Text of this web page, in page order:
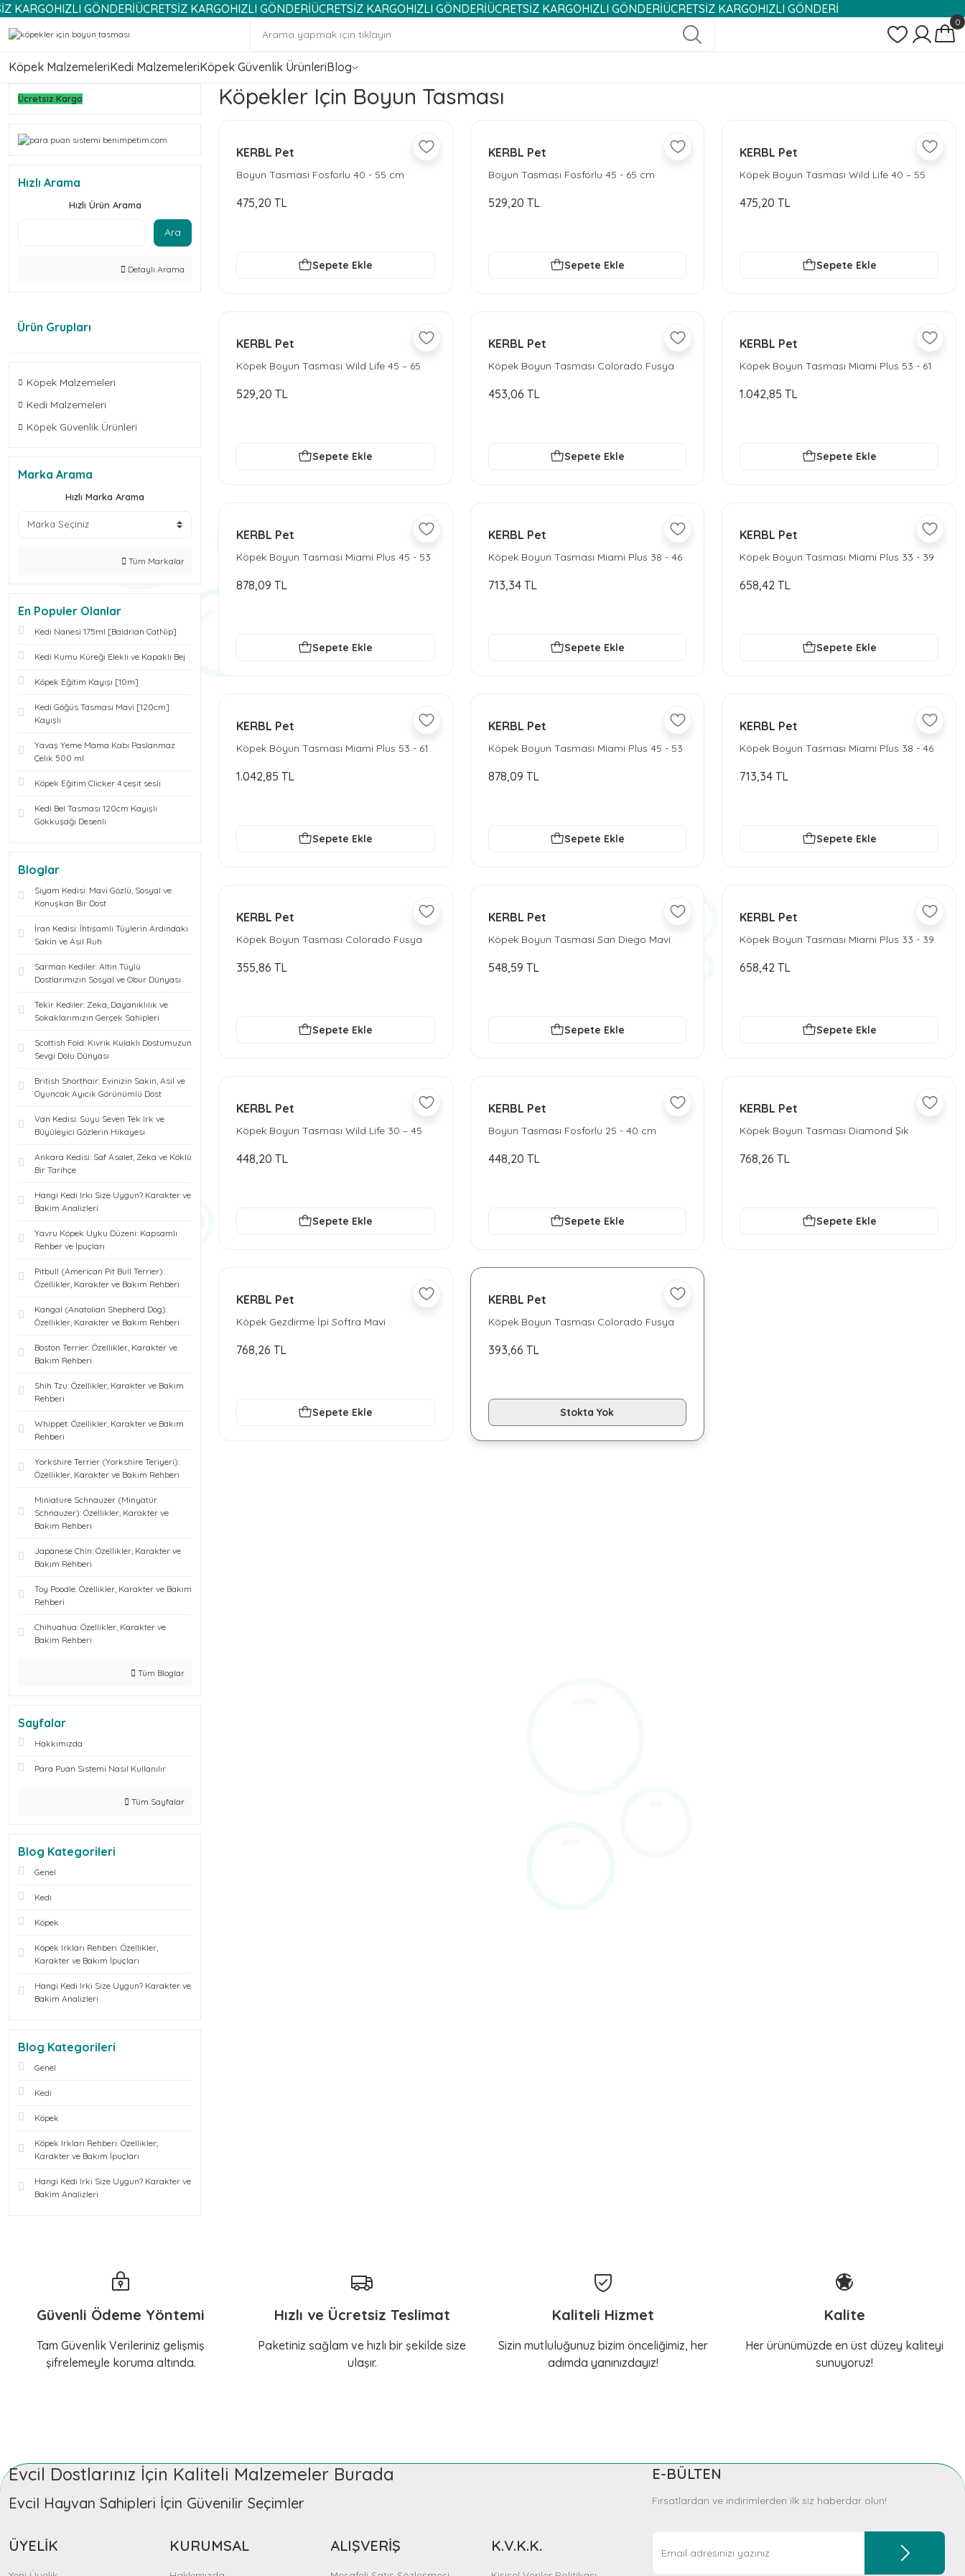
HIZLI GÖNDERİÜCRETSİZ KARGOHIZLI GÖNDERİÜCRETSİZ KARGOHIZLI GÖNDERİÜCRETSİZ KARGOHIZLI GÖNDERİÜCRETSİZ KARGOHIZLI GÖNDERİ
0
Köpek MalzemeleriKedi MalzemeleriKöpek Güvenlik ÜrünleriBlog
Ücretsiz Kargo
Hızlı Arama
Hızlı Ürün Arama
Ara
Detaylı Arama
Ürün Grupları
Köpek Malzemeleri
Kedi Malzemeleri
Köpek Güvenlik Ürünleri
Marka Arama
Hızlı Marka Arama
Tüm Markalar
En Populer Olanlar
Kedi Nanesi 175ml [Baldrian CatNip]
Kedi Kumu Küreği Elekli ve Kapaklı Bej
Köpek Eğitim Kayışı [10m]
Kedi Göğüs Tasması Mavi [120cm]
Kayışlı
Yavaş Yeme Mama Kabı Paslanmaz
Çelik 500 ml
Köpek Eğitim Clicker 4 çeşit sesli
Kedi Bel Tasması 120cm Kayışlı
Gökkuşağı Desenli
Bloglar
Siyam Kedisi: Mavi Gözlü, Sosyal ve
Konuşkan Bir Dost
İran Kedisi: İhtişamlı Tüylerin Ardındaki
Sakin ve Asil Ruh
Sarman Kediler: Altın Tüylü
Dostlarımızın Sosyal ve Obur Dünyası
Tekir Kediler: Zeka, Dayanıklılık ve
Sokaklarımızın Gerçek Sahipleri
Scottish Fold: Kıvrık Kulaklı Dostumuzun
Sevgi Dolu Dünyası
British Shorthair: Evinizin Sakin, Asil ve
Oyuncak Ayıcık Görünümlü Dost
Van Kedisi: Suyu Seven Tek Irk ve
Büyüleyici Gözlerin Hikayesi
Ankara Kedisi: Saf Asalet, Zeka ve Köklü
Bir Tarihçe
Hangi Kedi Irkı Size Uygun? Karakter ve
Bakım Analizleri
Yavru Köpek Uyku Düzeni: Kapsamlı
Rehber ve İpuçları
Pitbull (American Pit Bull Terrier):
Özellikler, Karakter ve Bakım Rehberi
Kangal (Anatolian Shepherd Dog):
Özellikler, Karakter ve Bakım Rehberi
Boston Terrier: Özellikler, Karakter ve
Bakım Rehberi
Shih Tzu: Özellikler, Karakter ve Bakım
Rehberi
Whippet: Özellikler, Karakter ve Bakım
Rehberi
Yorkshire Terrier (Yorkshire Teriyeri):
Özellikler, Karakter ve Bakım Rehberi
Miniature Schnauzer (Minyatür
Schnauzer): Özellikler, Karakter ve
Bakım Rehberi
Japanese Chin: Özellikler, Karakter ve
Bakım Rehberi
Toy Poodle: Özellikler, Karakter ve Bakım
Rehberi
Chihuahua: Özellikler, Karakter ve
Bakım Rehberi
Tüm Bloglar
Sayfalar
Hakkımızda
Para Puan Sistemi Nasıl Kullanılır
Tüm Sayfalar
Blog Kategorileri
Genel
Kedi
Köpek
Köpek Irkları Rehberi: Özellikler,
Karakter ve Bakım İpuçları
Hangi Kedi Irki Size Uygun? Karakter ve
Bakim Analizleri
Blog Kategorileri
Genel
Kedi
Köpek
Köpek Irkları Rehberi: Özellikler,
Karakter ve Bakım İpuçları
Hangi Kedi Irki Size Uygun? Karakter ve
Bakim Analizleri
Köpekler Için Boyun Tasması
KERBL Pet
Boyun Tasması Fosforlu 40 - 55 cm
475,20 TL
Sepete Ekle
KERBL Pet
Boyun Tasması Fosforlu 45 - 65 cm
529,20 TL
Sepete Ekle
KERBL Pet
Köpek Boyun Tasması Wild Life 40 – 55
475,20 TL
Sepete Ekle
KERBL Pet
Köpek Boyun Tasması Wild Life 45 – 65
529,20 TL
Sepete Ekle
KERBL Pet
Köpek Boyun Tasması Colorado Fusya
453,06 TL
Sepete Ekle
KERBL Pet
Köpek Boyun Tasması Miami Plus 53 - 61
1.042,85 TL
Sepete Ekle
KERBL Pet
Köpek Boyun Tasması Miami Plus 45 - 53
878,09 TL
Sepete Ekle
KERBL Pet
Köpek Boyun Tasması Miami Plus 38 - 46
713,34 TL
Sepete Ekle
KERBL Pet
Köpek Boyun Tasması Miami Plus 33 - 39
658,42 TL
Sepete Ekle
KERBL Pet
Köpek Boyun Tasması Miami Plus 53 - 61
1.042,85 TL
Sepete Ekle
KERBL Pet
Köpek Boyun Tasması Miami Plus 45 - 53
878,09 TL
Sepete Ekle
KERBL Pet
Köpek Boyun Tasması Miami Plus 38 - 46
713,34 TL
Sepete Ekle
KERBL Pet
Köpek Boyun Tasması Colorado Fusya
355,86 TL
Sepete Ekle
KERBL Pet
Köpek Boyun Tasması San Diego Mavi
548,59 TL
Sepete Ekle
KERBL Pet
Köpek Boyun Tasması Miami Plus 33 - 39
658,42 TL
Sepete Ekle
KERBL Pet
Köpek Boyun Tasması Wild Life 30 – 45
448,20 TL
Sepete Ekle
KERBL Pet
Boyun Tasması Fosforlu 25 - 40 cm
448,20 TL
Sepete Ekle
KERBL Pet
Köpek Boyun Tasması Diamond Şık
768,26 TL
Sepete Ekle
KERBL Pet
Köpek Gezdirme İpi Softra Mavi
768,26 TL
Sepete Ekle
KERBL Pet
Köpek Boyun Tasması Colorado Fusya
393,66 TL
Stokta Yok
Güvenli Ödeme Yöntemi
Tam Güvenlik Verileriniz gelişmiş
şifrelemeyle koruma altında.
Hızlı ve Ücretsiz Teslimat
Paketiniz sağlam ve hızlı bir şekilde size
ulaşır.
Kaliteli Hizmet
Sizin mutluluğunuz bizim önceliğimiz, her
adımda yanınızdayız!
Kalite
Her ürünümüzde en üst düzey kaliteyi
sunuyoruz!
Evcil Dostlarınız İçin Kaliteli Malzemeler Burada
Evcil Hayvan Sahipleri İçin Güvenilir Seçimler
ÜYELİK KURUMSAL ALIŞVERİŞ K.V.K.K.
E-BÜLTEN
Fırsatlardan ve indirimlerden ilk siz haberdar olun!